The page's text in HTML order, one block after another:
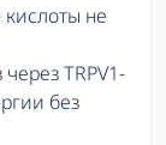
не
TRPV1-
без